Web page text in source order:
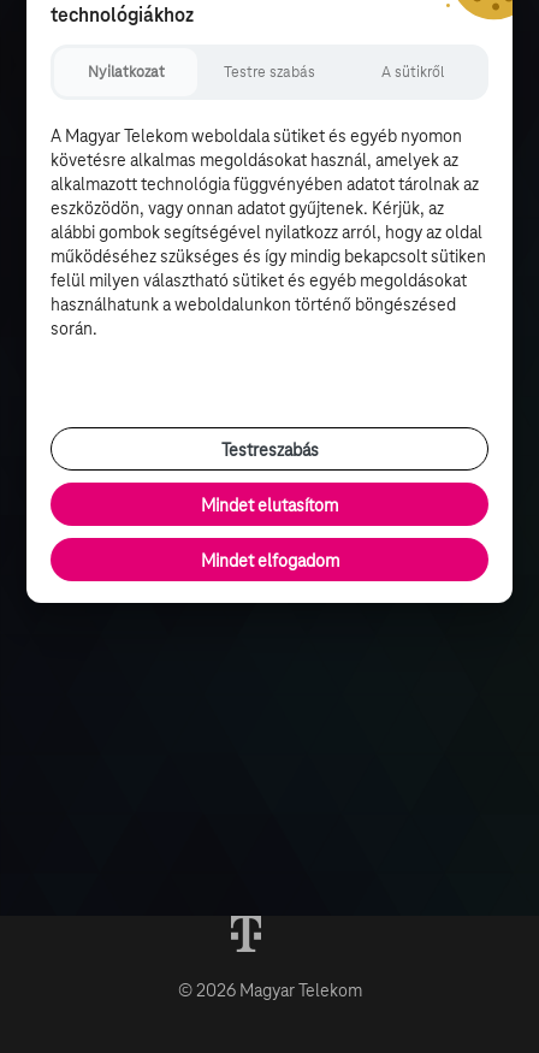
© 2026 Magyar Telekom
technológiákhoz
Nyilatkozat Testre szabás A sütikről
A Magyar Telekom weboldala sütiket és egyéb nyomon
követésre alkalmas megoldásokat használ, amelyek az
alkalmazott technológia függvényében adatot tárolnak az
eszközödön, vagy onnan adatot gyűjtenek. Kérjük, az
alábbi gombok segítségével nyilatkozz arról, hogy az oldal
működéséhez szükséges és így mindig bekapcsolt sütiken
felül milyen választható sütiket és egyéb megoldásokat
használhatunk a weboldalunkon történő böngészésed
során.
Testreszabás
Mindet elutasítom
Mindet elfogadom